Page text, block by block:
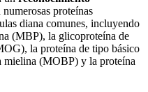
numerosas proteínas
diana comunes, incluyendo
(MBP), la glicoproteína de
la proteína de tipo básico
mielina (MOBP) y la proteína